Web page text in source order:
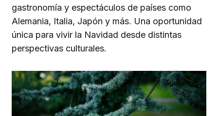
gastronomía y espectáculos de países como
Alemania, Italia, Japón y más. Una oportunidad
única para vivir la Navidad desde distintas
perspectivas culturales.